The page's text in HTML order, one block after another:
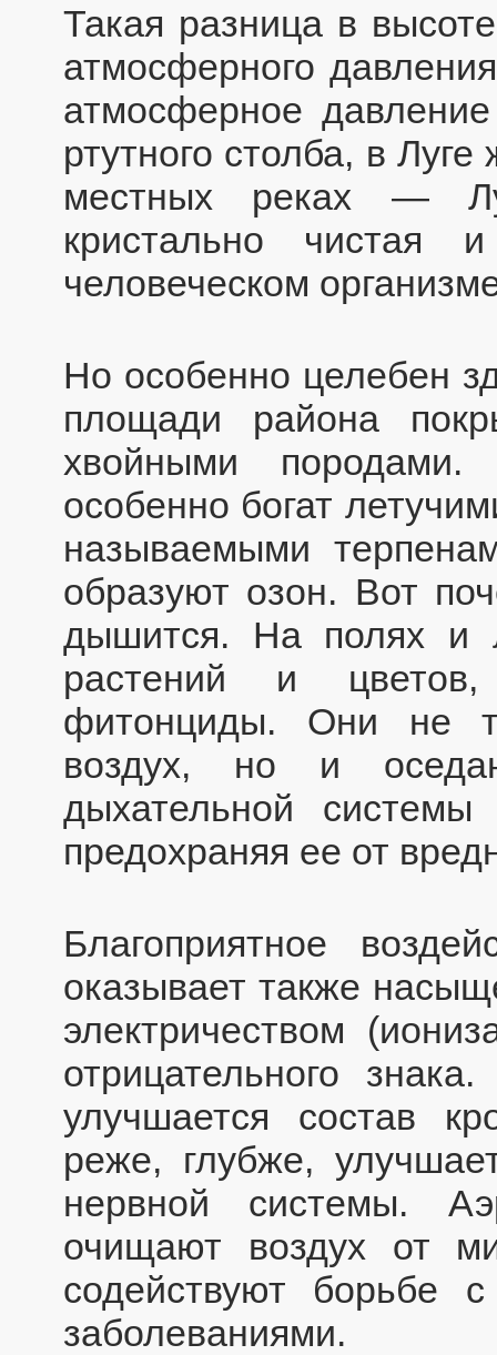
Такая разница в
атмосферного
атмосферное
ртутного столба, в
местных реках —
кристально чистая
человеческом
Но особенно целебен
площади района
хвойными
особенно богат
называемыми
образуют озон. Вот
дышится. На полях и
растений и
фитонциды. Они не
воздух, но и
дыхательной
предохраняя ее от
Благоприятное
оказывает также
электричеством
отрицательного
улучшается состав
реже, глубже,
нервной системы.
очищают воздух от
содействуют борьбе
заболеваниями.